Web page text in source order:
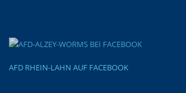
AFD RHEIN-LAHN AUF FACEBOOK